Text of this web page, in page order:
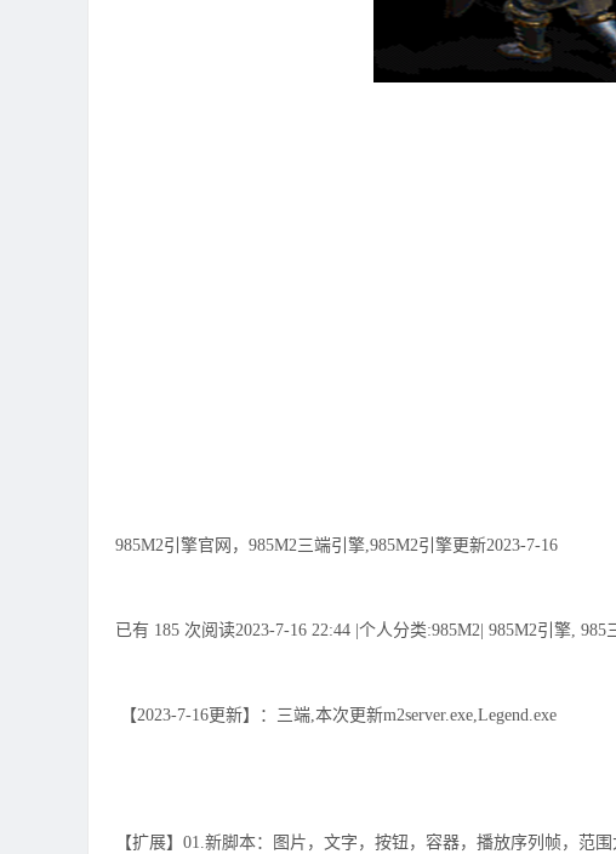
985M2引擎官网，985M2三端引擎,985M2引擎更新2023-7-16
已有 185 次阅读2023-7-16 22:44 |个人分类:985M2| 985M2引擎, 985
【2023-7-16更新】：三端,本次更新m2server.exe,Legend.exe
【扩展】01.新脚本：图片，文字，按钮，容器，播放序列帧，范